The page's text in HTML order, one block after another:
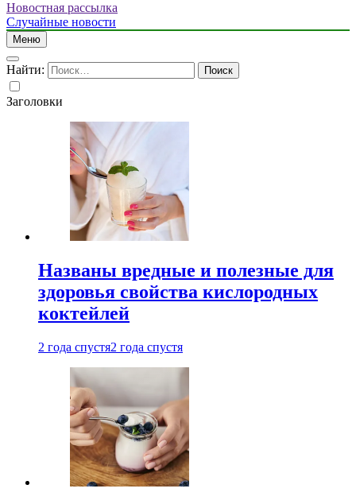
Новостная рассылка
Случайные новости
Меню
Найти:
Заголовки
Названы вредные и полезные для
здоровья свойства кислородных
коктейлей
2 года спустя2 года спустя